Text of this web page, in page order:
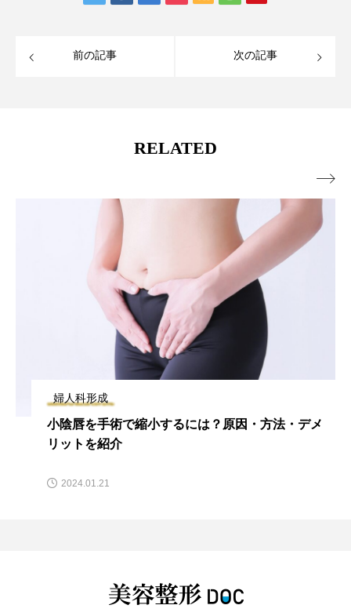
前の記事 次の記事
RELATED
婦人科形成
小陰唇を手術で縮小するには？原因・方法・デメ
リットを紹介
2024.01.21
